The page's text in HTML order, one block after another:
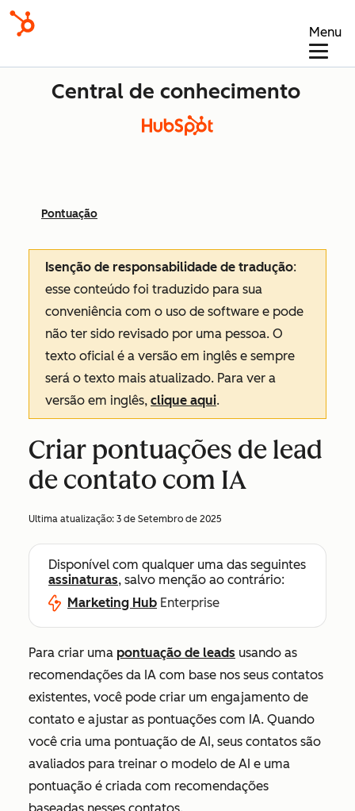
Menu
Central de conhecimento
Pontuação
Isenção de responsabilidade de tradução:
esse conteúdo foi traduzido para sua
conveniência com o uso de software e pode
não ter sido revisado por uma pessoa. O
texto oficial é a versão em inglês e sempre
será o texto mais atualizado. Para ver a
versão em inglês, clique aqui.
Criar pontuações de lead
de contato com IA
Ultima atualização: 3 de Setembro de 2025
Disponível com qualquer uma das seguintes
assinaturas, salvo menção ao contrário:
Marketing Hub Enterprise
Para criar uma pontuação de leads usando as
recomendações da IA com base nos seus contatos
existentes, você pode criar um engajamento de
contato e ajustar as pontuações com IA. Quando
você cria uma pontuação de AI, seus contatos são
avaliados para treinar o modelo de AI e uma
pontuação é criada com recomendações